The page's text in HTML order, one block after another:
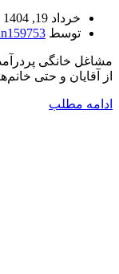
خرداد 19, 1404
توسط
مشاغل خانگی پردرآمد
از آقایان و حتی
ادامه مطلب